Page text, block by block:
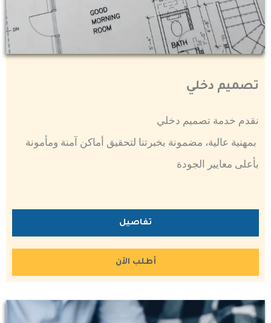
تصميم دخلي
نقدم خدمة تصميم دخلي
بمهنية عالية، مضمونة بخبرتنا لتحقيق أماكن آمنة ومأمونة
بأعلى معايير الجودة
تفاصيل
أطلب الأن